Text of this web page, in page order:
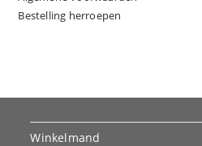
Bestelling herroepen
Winkelmand